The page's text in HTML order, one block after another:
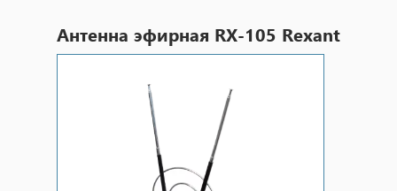
Антенна эфирная RX-105 Rexant